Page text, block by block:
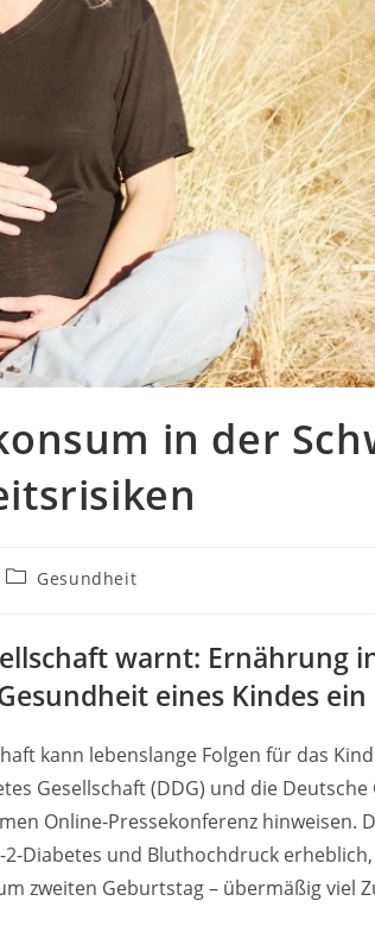
in der
Beitrags-
Gesundheit
warnt: Ernährung
eines Kindes
kann lebenslange Folgen für das
Gesellschaft (DDG) und die
Online-Pressekonferenz hinweisen.
Diabetes und Bluthochdruck
zweiten Geburtstag – übermäßig viel